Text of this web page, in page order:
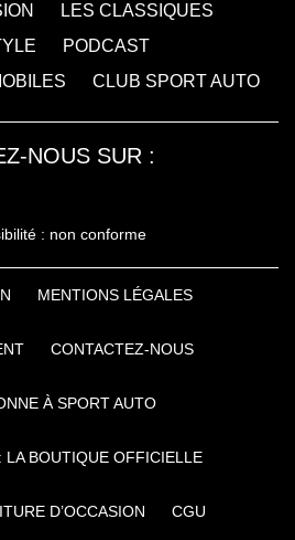
LES CLASSIQUES
PODCAST
CLUB SPORT AUTO
NOUS SUR :
: non conforme
MENTIONS LÉGALES
CONTACTEZ-NOUS
À SPORT AUTO
LA BOUTIQUE OFFICIELLE
D’OCCASION CGU